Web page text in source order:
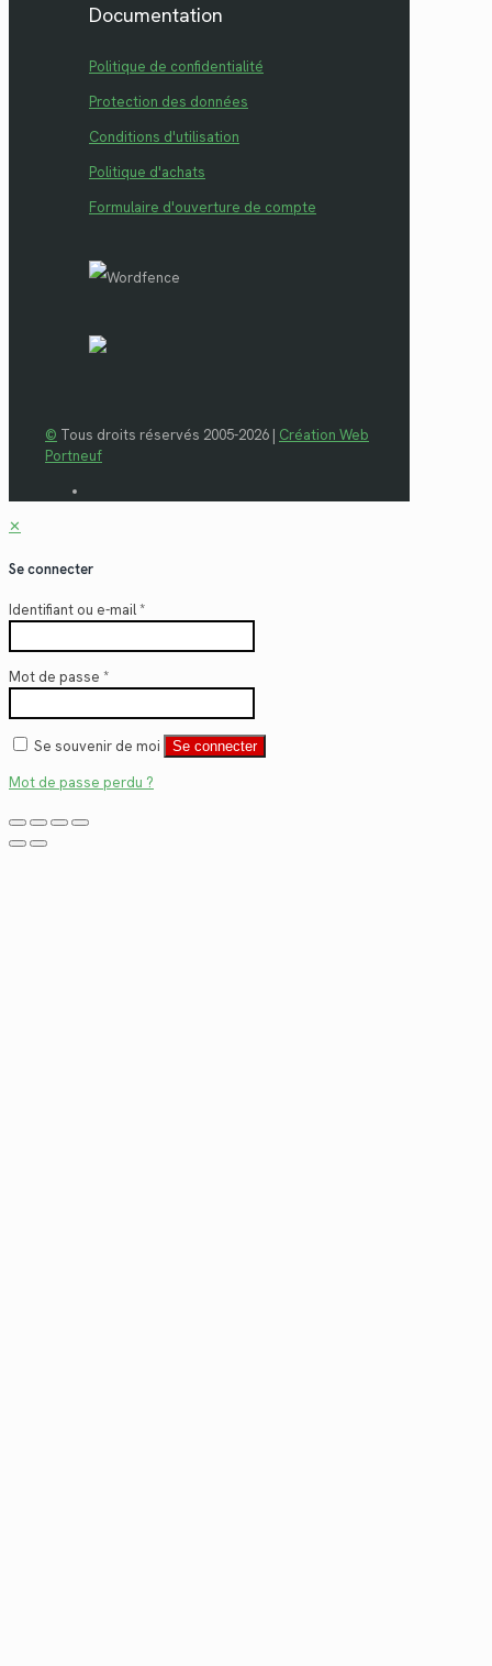
Documentation
Politique de confidentialité
Protection des données
Conditions d'utilisation
Politique d'achats
Formulaire d'ouverture de compte
© Tous droits réservés 2005-2026 | Création Web
Portneuf
✕
Se connecter
Identifiant ou e-mail*
Mot de passe *
Se souvenir de moi Se connecter
Mot de passe perdu ?